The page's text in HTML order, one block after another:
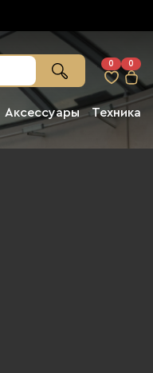
0 0
Аксессуары Техника